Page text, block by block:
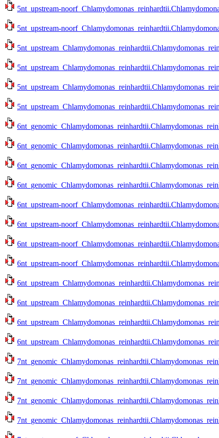
5nt_upstream-
5nt_upstream-
6nt_upstream-
6nt_upstream-
6nt_upstream-
6nt_upstream-